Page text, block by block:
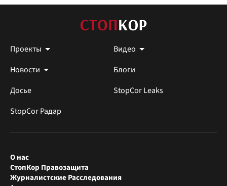
Проекты
Видео
Новости
Блоги
Досье
StopCor Leaks
StopCor Радар
О нас
СтопКор Правозащита
Журналистские Расследования